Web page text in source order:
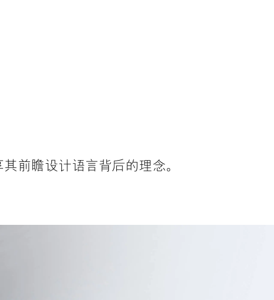
前瞻设计语言背后的理念。